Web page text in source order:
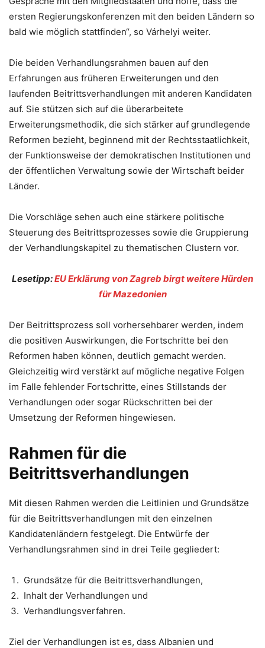
ersten Regierungskonferenzen mit den beiden Ländern so
bald wie möglich stattfinden“, so Várhelyi weiter.
Die beiden Verhandlungsrahmen bauen auf den
Erfahrungen aus früheren Erweiterungen und den
laufenden Beitrittsverhandlungen mit anderen Kandidaten
auf. Sie stützen sich auf die überarbeitete
Erweiterungsmethodik, die sich stärker auf grundlegende
Reformen bezieht, beginnend mit der Rechtsstaatlichkeit,
der Funktionsweise der demokratischen Institutionen und
der öffentlichen Verwaltung sowie der Wirtschaft beider
Länder.
Die Vorschläge sehen auch eine stärkere politische
Steuerung des Beitrittsprozesses sowie die Gruppierung
der Verhandlungskapitel zu thematischen Clustern vor.
Lesetipp:EU Erklärung von Zagreb birgt weitere Hürden
für Mazedonien
Der Beitrittsprozess soll vorhersehbarer werden, indem
die positiven Auswirkungen, die Fortschritte bei den
Reformen haben können, deutlich gemacht werden.
Gleichzeitig wird verstärkt auf mögliche negative Folgen
im Falle fehlender Fortschritte, eines Stillstands der
Verhandlungen oder sogar Rückschritten bei der
Umsetzung der Reformen hingewiesen.
Rahmen für die
Beitrittsverhandlungen
Mit diesen Rahmen werden die Leitlinien und Grundsätze
für die Beitrittsverhandlungen mit den einzelnen
Kandidatenländern festgelegt. Die Entwürfe der
Verhandlungsrahmen sind in drei Teile gegliedert:
Grundsätze für die Beitrittsverhandlungen,
Inhalt der Verhandlungen und
Verhandlungsverfahren.
Ziel der Verhandlungen ist es, dass Albanien und